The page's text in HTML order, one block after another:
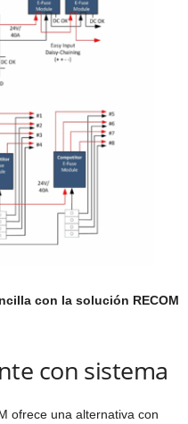
con la solución RECOM
con sistema
ofrece una alternativa con